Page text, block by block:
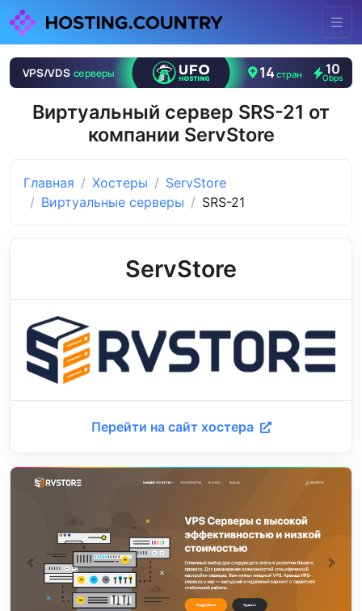
Виртуальный сервер SRS-21 от
компании ServStore
Главная Хостеры
ServStore
Виртуальные серверы
SRS-21
ServStore
Перейти на сайт хостера